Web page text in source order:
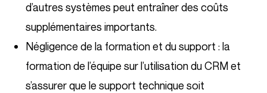
d’autres systèmes peut entraîner des coûts
supplémentaires importants.
Négligence de la formation et du support : la
formation de l’équipe sur l’utilisation du CRM et
s’assurer que le support technique soit